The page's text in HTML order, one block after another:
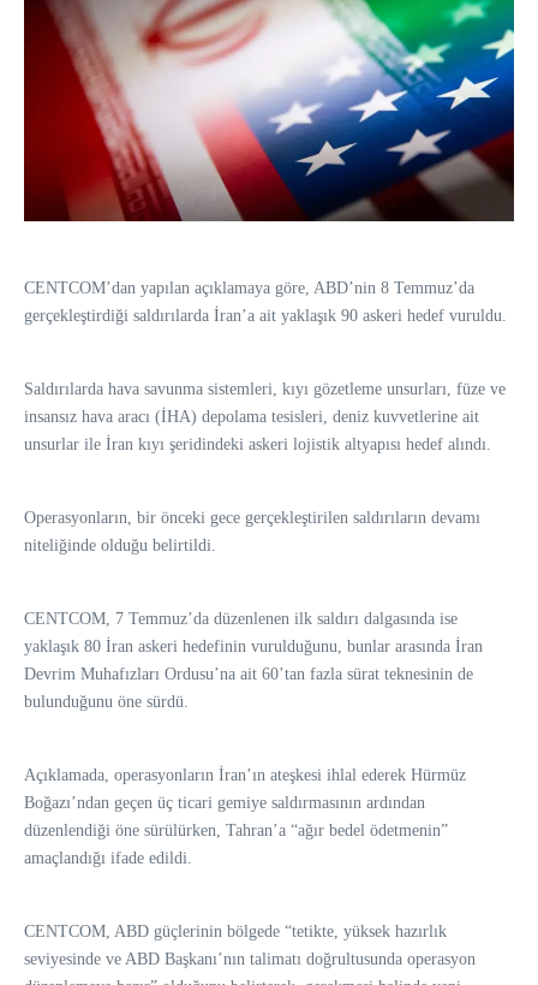
CENTCOM’dan yapılan açıklamaya göre, ABD’nin 8 Temmuz’da
gerçekleştirdiği saldırılarda İran’a ait yaklaşık 90 askeri hedef vuruldu.
Saldırılarda hava savunma sistemleri, kıyı gözetleme unsurları, füze ve
insansız hava aracı (İHA) depolama tesisleri, deniz kuvvetlerine ait
unsurlar ile İran kıyı şeridindeki askeri lojistik altyapısı hedef alındı.
Operasyonların, bir önceki gece gerçekleştirilen saldırıların devamı
niteliğinde olduğu belirtildi.
CENTCOM, 7 Temmuz’da düzenlenen ilk saldırı dalgasında ise
yaklaşık 80 İran askeri hedefinin vurulduğunu, bunlar arasında İran
Devrim Muhafızları Ordusu’na ait 60’tan fazla sürat teknesinin de
bulunduğunu öne sürdü.
Açıklamada, operasyonların İran’ın ateşkesi ihlal ederek Hürmüz
Boğazı’ndan geçen üç ticari gemiye saldırmasının ardından
düzenlendiği öne sürülürken, Tahran’a “ağır bedel ödetmenin”
amaçlandığı ifade edildi.
CENTCOM, ABD güçlerinin bölgede “tetikte, yüksek hazırlık
seviyesinde ve ABD Başkanı’nın talimatı doğrultusunda operasyon